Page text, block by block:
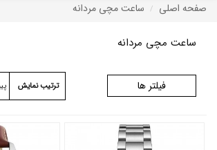
صفحه اصلی ساعت مچی مردانه
ساعت مچی مردانه
فیلتر ها ترتیب نمایش